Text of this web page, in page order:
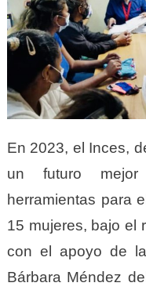
En 2023, el Inces,
un futuro
herramientas para
15 mujeres, bajo el
con el apoyo de
Bárbara Méndez